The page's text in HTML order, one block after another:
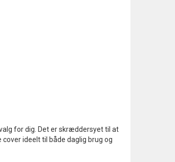
for dig. Det er skræddersyet til at
ideelt til både daglig brug og